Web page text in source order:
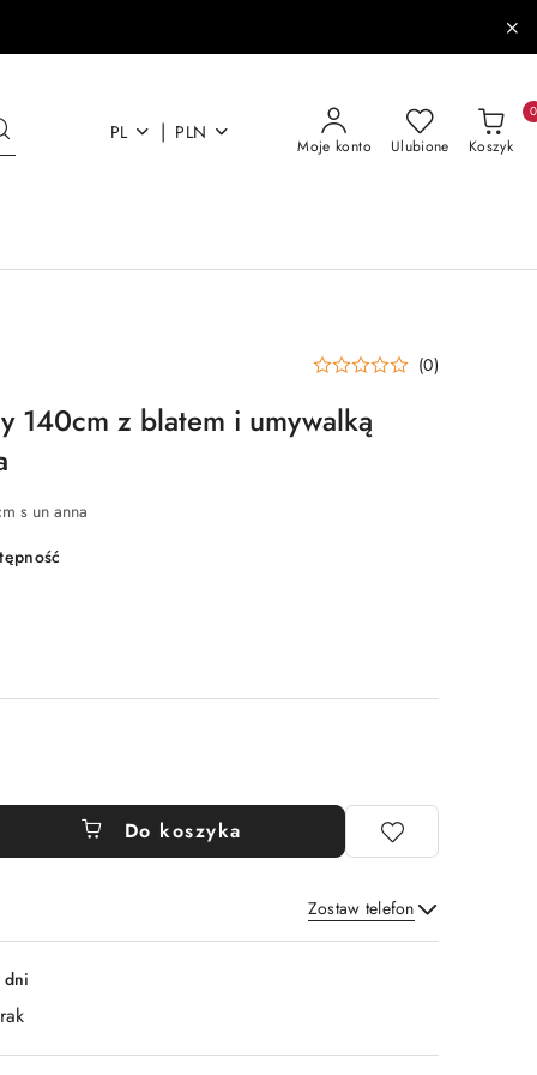
PL | PLN
Moje konto Ulubione Koszyk
0
(0)
140cm z blatem i umywalką
s un anna
Do koszyka
Zostaw telefon
Wyślij
dni